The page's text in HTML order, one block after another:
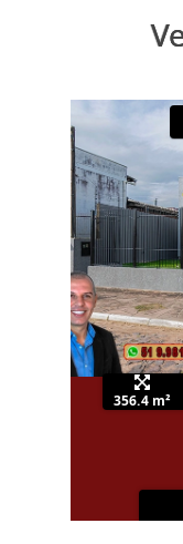
356.4 m²